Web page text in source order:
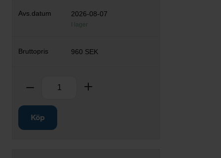
2026-08-07
I lager
960 SEK
Ta bort
Köp